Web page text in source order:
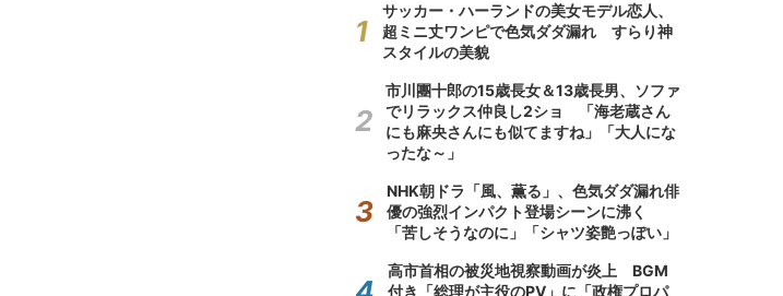
サッカー・ハーランドの美女モデル恋人、
超ミニ丈ワンピで色気ダダ漏れ すらり神
スタイルの美貌
市川團十郎の15歳長女＆13歳長男、ソファ
でリラックス仲良し2ショ 「海老蔵さん
にも麻央さんにも似てますね」「大人にな
ったな～」
NHK朝ドラ「風、薫る」、色気ダダ漏れ俳
優の強烈インパクト登場シーンに沸く
「苦しそうなのに」「シャツ姿艶っぽい」
高市首相の被災地視察動画が炎上 BGM
付き「総理が主役のPV」に「政権プロパ